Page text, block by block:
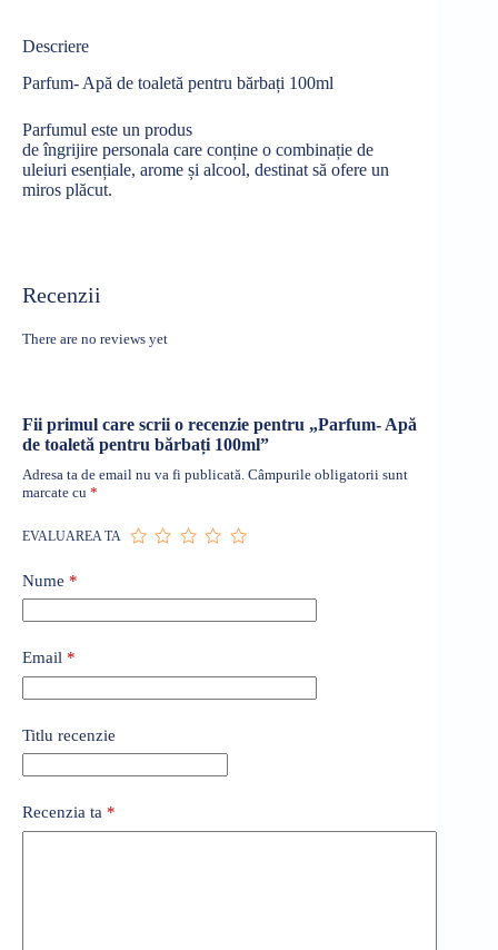
Descriere
Parfum- Apă de toaletă pentru bărbați 100ml
Parfumul este un produs
deîngrijire personala care conține o combinație de
uleiuri esențiale, arome și alcool, destinat să ofere un
miros plăcut.
Recenzii
There are no reviews yet
Fii primul care scrii o recenzie pentru „Parfum- Apă
de toaletă pentru bărbați 100ml”
Adresa ta de email nu va fi publicată. Câmpurile obligatorii sunt
marcate cu *
EVALUAREA TA
Nume *
Email *
Titlu recenzie
Recenzia ta *